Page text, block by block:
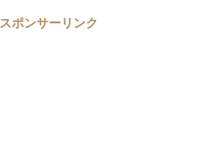
スポンサーリンク